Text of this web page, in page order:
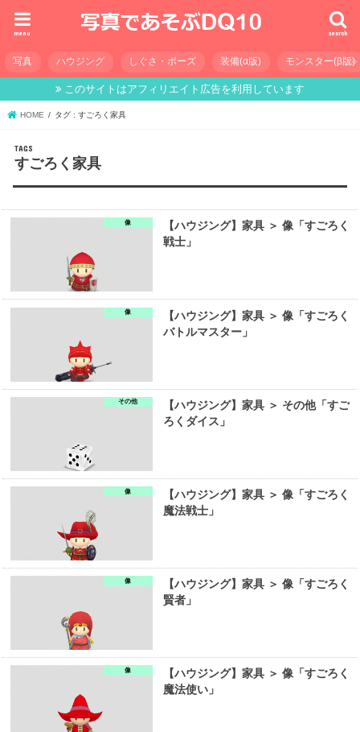
search
menu
写真 ハウジング しぐさ・ポーズ 装備(α版) モンスター(β版)
このサイトはアフィリエイト広告を利用しています
HOME タグ : すごろく家具
すごろく家具
像
【ハウジング】家具 ＞ 像「すごろく
戦士」
像
【ハウジング】家具 ＞ 像「すごろく
バトルマスター」
その他
【ハウジング】家具 ＞ その他「すご
ろくダイス」
像
【ハウジング】家具 ＞ 像「すごろく
魔法戦士」
像
【ハウジング】家具 ＞ 像「すごろく
賢者」
像
【ハウジング】家具 ＞ 像「すごろく
魔法使い」